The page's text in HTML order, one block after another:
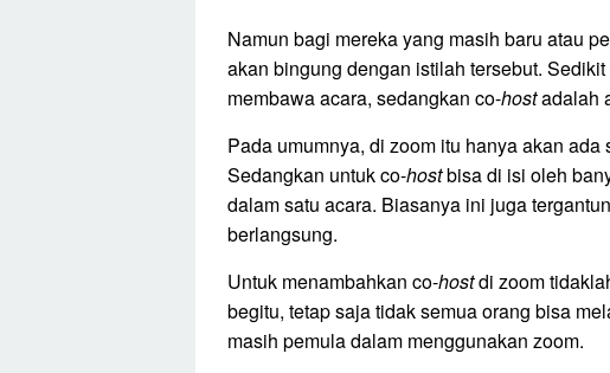
Namun bagi mereka yang masih baru atau
akan bingung dengan istilah tersebut. Sedikit
membawa acara, sedangkan co-hostadalah
Pada umumnya, di zoom itu hanya akan
Sedangkan untuk co-hostbisa di isi oleh
dalam satu acara. Biasanya ini juga
berlangsung.
Untuk menambahkan co-hostdi zoom
begitu, tetap saja tidak semua orang bisa
masih pemula dalam menggunakan zoom.